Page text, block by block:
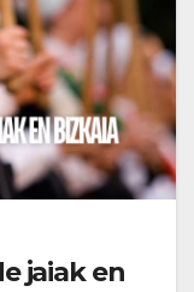
jaiak en